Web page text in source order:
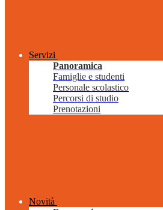
Servizi
Panoramica
Famiglie e studenti
Personale scolastico
Percorsi di studio
Prenotazioni
Novità